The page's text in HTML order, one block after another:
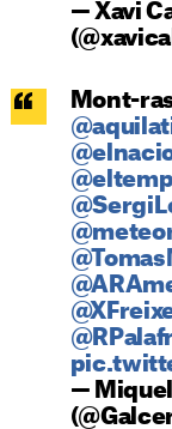
— Xavi
Mont-
—